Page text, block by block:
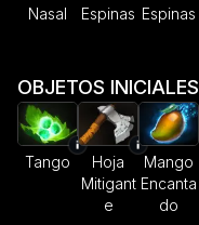
Nasal
Espinas Espinas
OBJETOS INICIALES
Tango
Hoja
Mitigant
e
Mango
Encanta
do